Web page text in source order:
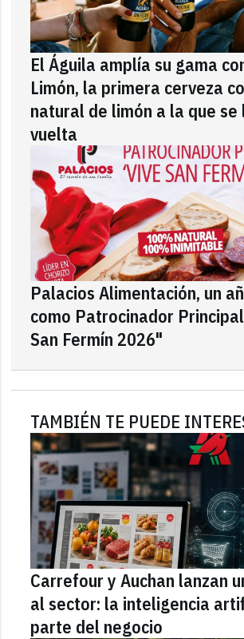
El Águila amplía su gama
Limón, la primera cerveza
natural de limón a la que se
vuelta
Palacios Alimentación, un
como Patrocinador
San Fermín 2026"
TAMBIÉN TE PUEDE
Carrefour y Auchan lanzan
al sector: la inteligencia
parte del negocio